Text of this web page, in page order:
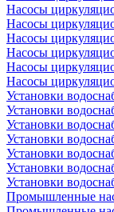
Насосы
Насосы
Насосы
Насосы
Насосы
Насосы
Установки
Установки
Установки
Установки
Установки
Установки
Установки
Промышленные